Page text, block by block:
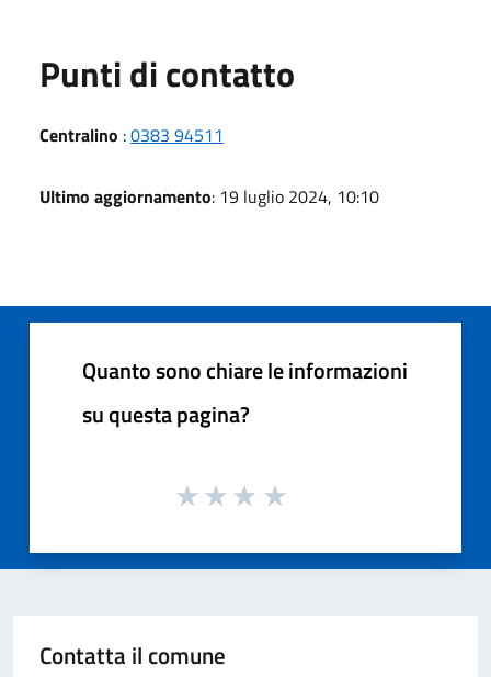
Punti di contatto
Centralino :0383 94511
Ultimo aggiornamento: 19 luglio 2024, 10:10
Quanto sono chiare le informazioni
su questa pagina?
Contatta il comune